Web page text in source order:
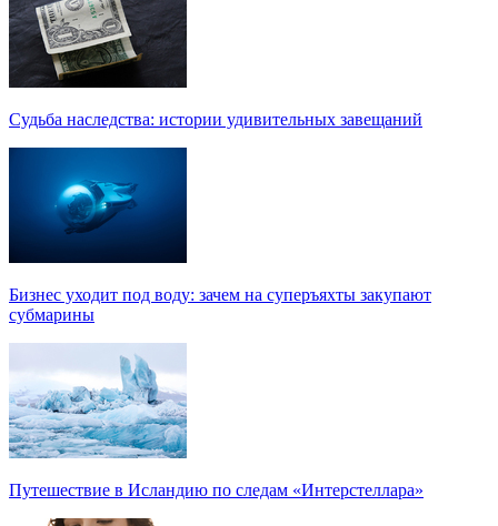
Судьба наследства: истории удивительных завещаний
Бизнес уходит под воду: зачем на суперъяхты закупают
субмарины
Путешествие в Исландию по следам «Интерстеллара»